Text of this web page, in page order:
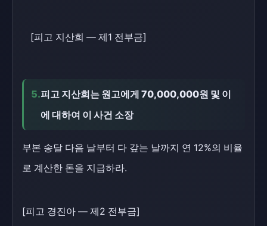
[피고 지산희 — 제1 전부금]
5.피고 지산희는 원고에게 70,000,000원 및 이
에 대하여 이 사건 소장
부본 송달 다음 날부터 다 갚는 날까지 연 12%의 비율
로 계산한 돈을 지급하라.
[피고 경진아 — 제2 전부금]